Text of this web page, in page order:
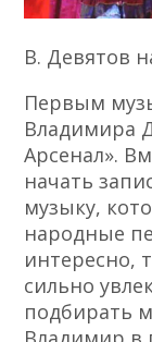
В. Девятов
Первым
Владимира
Арсенал».
начать
музыку,
народные
интересно,
сильно
подбирать